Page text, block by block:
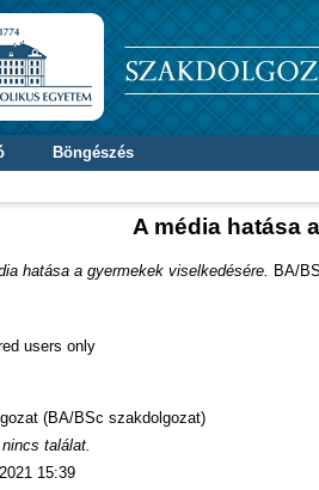
Böngészés
A média hatása
hatása a gyermekek viselkedésére.
BA/
users only
(BA/BSc szakdolgozat)
találat.
15:39